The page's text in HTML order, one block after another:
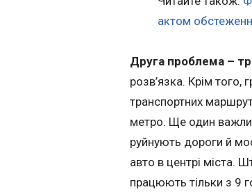
актом
Друга проблема –
розв’язка. Крім того,
транспортних
метро. Ще один
руйнують дороги й
авто в центрі міста.
працюють тільки з 9